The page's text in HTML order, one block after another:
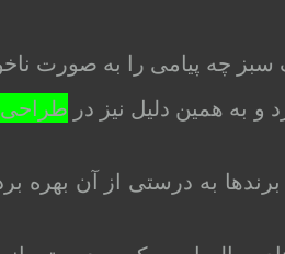
چه پیامی را به صورت
به همین دلیل نیز در طراحی
به درستی از آن بهره